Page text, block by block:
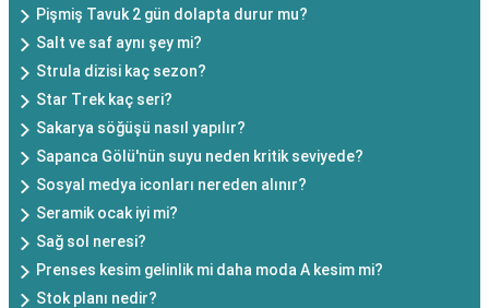
Pişmiş Tavuk 2 gün dolapta durur mu?
Salt ve saf aynı şey mi?
Strula dizisi kaç sezon?
Star Trek kaç seri?
Sakarya söğüşü nasıl yapılır?
Sapanca Gölü'nün suyu neden kritik seviyede?
Sosyal medya iconları nereden alınır?
Seramik ocak iyi mi?
Sağ sol neresi?
Prenses kesim gelinlik mi daha moda A kesim mi?
Stok planı nedir?